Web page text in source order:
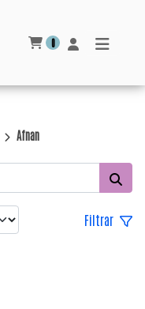
0
Afnan
Filtrar